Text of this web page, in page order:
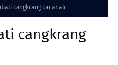
cangkrang cacar air
cangkrang